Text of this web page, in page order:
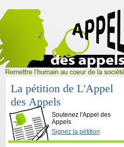
L'Appel des Appels
La pétition de L'Appel
des Appels
Soutenez l'Appel des
Appels
Signez la pétition